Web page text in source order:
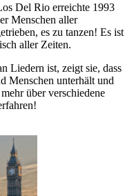
Del Rio erreichte 1993
Menschen aller
es zu tanzen! Es ist
aller Zeiten.
Liedern ist, zeigt sie, dass
Menschen unterhält und
über verschiedene